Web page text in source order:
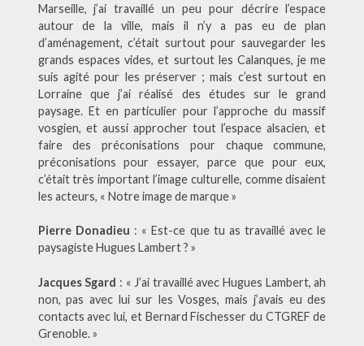
Marseille, j’ai travaillé un peu pour décrire l’espace
autour de la ville, mais il n’y a pas eu de plan
d’aménagement, c’était surtout pour sauvegarder les
grands espaces vides, et surtout les Calanques, je me
suis agité pour les préserver ; mais c’est surtout en
Lorraine que j’ai réalisé des études sur le grand
paysage. Et en particulier pour l’approche du massif
vosgien, et aussi approcher tout l’espace alsacien, et
faire des préconisations pour chaque commune,
préconisations pour essayer, parce que pour eux,
c’était très important l’image culturelle, comme disaient
les acteurs, « Notre image de marque »
Pierre Donadieu : « Est-ce que tu as travaillé avec le
paysagiste Hugues Lambert ? »
Jacques Sgard : « J’ai travaillé avec Hugues Lambert, ah
non, pas avec lui sur les Vosges, mais j’avais eu des
contacts avec lui, et Bernard Fischesser du CTGREF de
Grenoble. »